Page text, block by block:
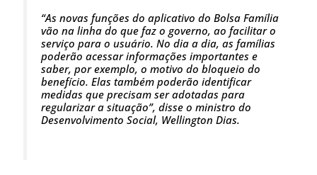
“As novas funções do aplicativo do Bolsa Família
vão na linha do que faz o governo, ao facilitar o
serviço para o usuário. No dia a dia, as famílias
poderão acessar informações importantes e
saber, por exemplo, o motivo do bloqueio do
benefício. Elas também poderão identificar
medidas que precisam ser adotadas para
regularizar a situação”, disse o ministro do
Desenvolvimento Social, Wellington Dias.